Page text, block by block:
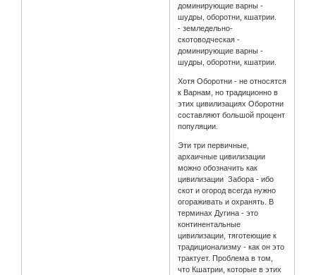
доминирующие варны -
шудры, оборотни, кшатрии.
- земледельно-
скотоводческая -
доминирующие варны -
шудры, оборотни, кшатрии.
Хотя Оборотни - не относятся
к Варнам, но традиционно в
этих цивилизациях Оборотни
составляют большой процент
популяции.
Эти три первичные,
архаичные цивилизации
можно обозначить как
цивилизации Забора - ибо
скот и огород всегда нужно
огораживать и охранять. В
терминах Дугина - это
континентальные
цивилизации, тяготеющие к
традиционализму - как он это
трактует. Проблема в том,
что Кшатрии, которые в этих